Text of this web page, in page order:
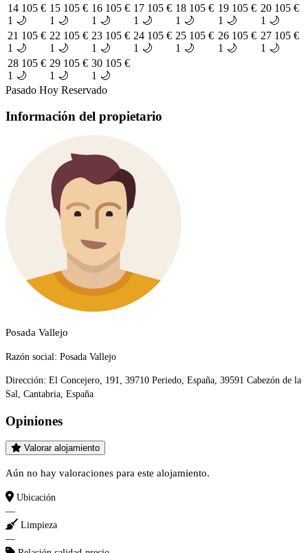
14 105 €
1 🌙
15 105 €
1 🌙
16 105 €
1 🌙
17 105 €
1 🌙
18 105 €
1 🌙
19 105 €
1 🌙
20 105 €
1 🌙
21 105 €
1 🌙
22 105 €
1 🌙
23 105 €
1 🌙
24 105 €
1 🌙
25 105 €
1 🌙
26 105 €
1 🌙
27 105 €
1 🌙
28 105 €
1 🌙
29 105 €
1 🌙
30 105 €
1 🌙
Pasado Hoy Reservado
Información del propietario
Posada Vallejo
Razón social: Posada Vallejo
Dirección: El Concejero, 191, 39710 Periedo, España, 39591 Cabezón de la
Sal, Cantabria, España
Opiniones
Valorar alojamiento
Aún no hay valoraciones para este alojamiento.
Ubicación
—
Limpieza
—